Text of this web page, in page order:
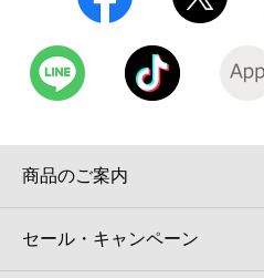
商品のご案内
セール・キャンペーン